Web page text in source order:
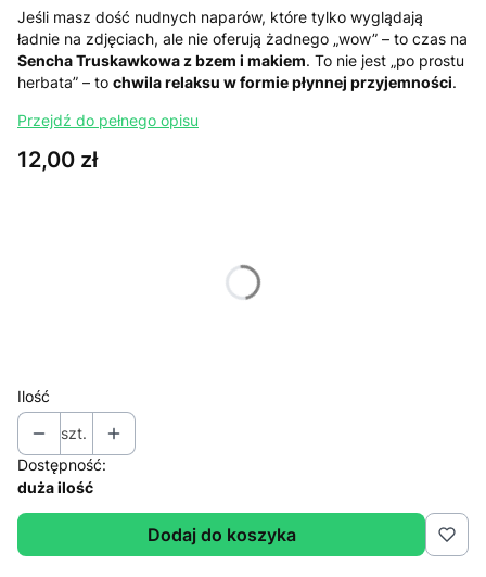
Jeśli masz dość nudnych naparów, które tylko wyglądają
ładnie na zdjęciach, ale nie oferują żadnego „wow” – to czas na
Sencha Truskawkowa z bzem i makiem. To nie jest „po prostu
herbata” – to chwila relaksu w formie płynnej przyjemności.
Przejdź do pełnego opisu
Cena
12,00 zł
Ilość
szt.
Dostępność:
duża ilość
Dodaj do koszyka